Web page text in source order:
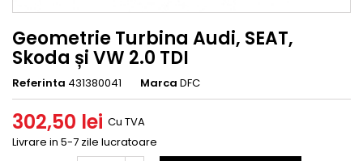
Geometrie Turbina Audi, SEAT,
Skoda și VW 2.0 TDI
Referinta 431380041 Marca DFC
302,50 lei Cu TVA
Livrare in 5-7 zile lucratoare